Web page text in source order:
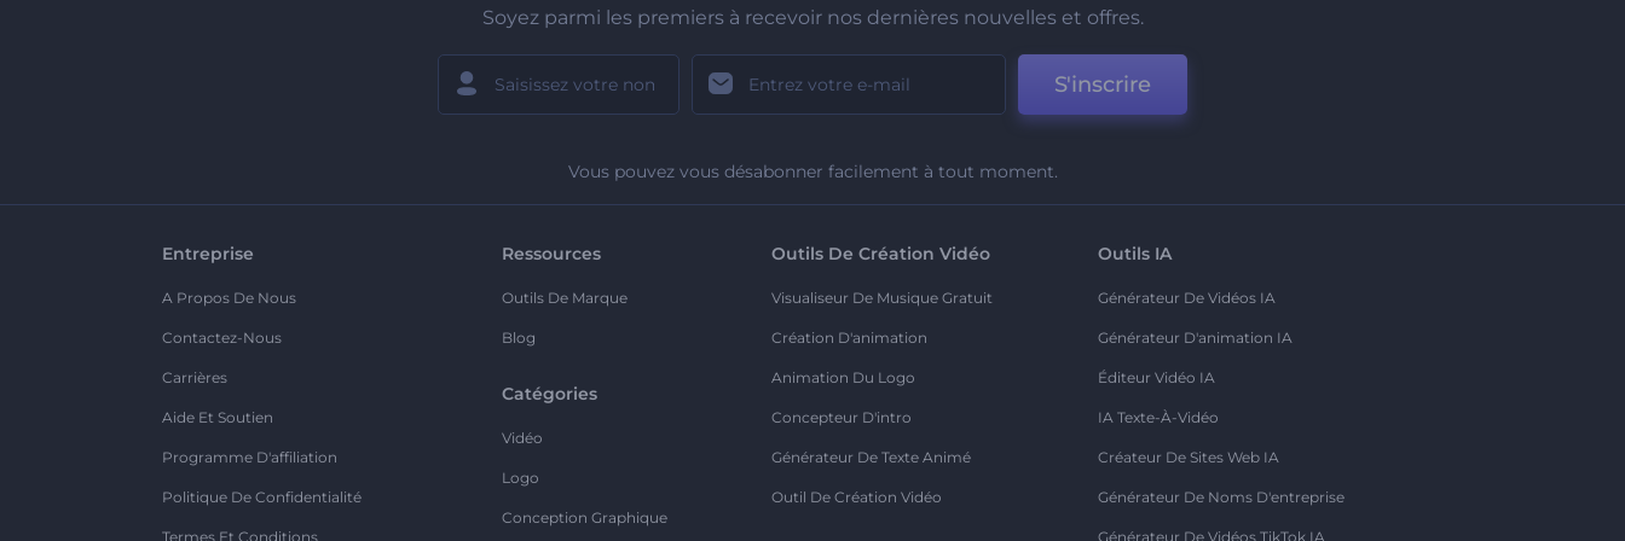
Soyez parmi les premiers à recevoir nos dernières nouvelles et offres.
S'inscrire
Vous pouvez vous désabonner facilement à tout moment.
Entreprise
A Propos De Nous
Contactez-Nous
Carrières
Aide Et Soutien
Programme D'affiliation
Politique De Confidentialité
Termes Et Conditions
Ressources
Outils De Marque
Blog
Catégories
Vidéo
Logo
Conception Graphique
Outils De Création Vidéo
Visualiseur De Musique Gratuit
Création D'animation
Animation Du Logo
Concepteur D'intro
Générateur De Texte Animé
Outil De Création Vidéo
Outils IA
Générateur De Vidéos IA
Générateur D'animation IA
Éditeur Vidéo IA
IA Texte-À-Vidéo
Créateur De Sites Web IA
Générateur De Noms D'entreprise
Générateur De Vidéos TikTok IA